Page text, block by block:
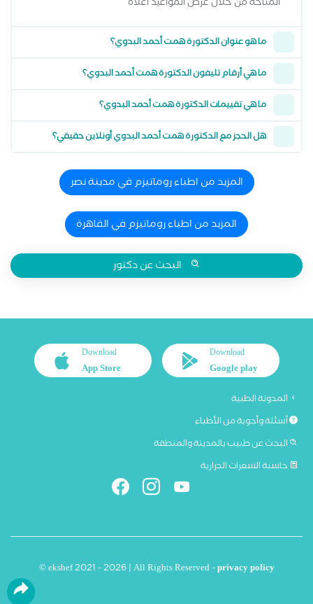
المتاحة من خلال عرض المواعيد أعلاه
ما هو عنوان الدكتورة همت أحمد البدوي؟
ما هي أرقام تليفون الدكتورة همت أحمد البدوي؟
ما هي تقييمات الدكتورة همت أحمد البدوي؟
هل الحجز مع الدكتورة همت أحمد البدوي أونلاين حقيقي؟
المزيد من اطباء روماتيزم في مدينة نصر
المزيد من اطباء روماتيزم في القاهرة
البحث عن دكتور
Download
Google play
Download
App Store
المدونة الطبية
أسئلة وأجوبة من الأطباء
البحث عن طبيب بالمدينة والمنطقة
حاسبة السعرات الحرارية
© ekshef 2021 - 2026 | All Rights Reserved -privacy policy